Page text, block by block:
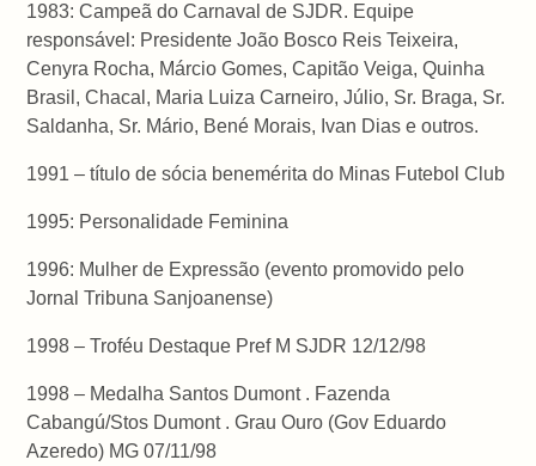
1983: Campeã do Carnaval de SJDR. Equipe
responsável: Presidente João Bosco Reis Teixeira,
Cenyra Rocha, Márcio Gomes, Capitão Veiga, Quinha
Brasil, Chacal, Maria Luiza Carneiro, Júlio, Sr. Braga, Sr.
Saldanha, Sr. Mário, Bené Morais, Ivan Dias e outros.
1991 – título de sócia benemérita do Minas Futebol Club
1995: Personalidade Feminina
1996: Mulher de Expressão (evento promovido pelo
Jornal Tribuna Sanjoanense)
1998 – Troféu Destaque Pref M SJDR 12/12/98
1998 – Medalha Santos Dumont . Fazenda
Cabangú/Stos Dumont . Grau Ouro (Gov Eduardo
Azeredo) MG 07/11/98